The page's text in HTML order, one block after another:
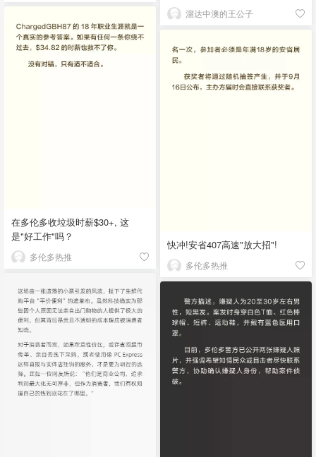
溜达中澳的王公子
在多伦多收垃圾时薪$30+, 这
是"好工作"吗？
多伦多热推
快冲!安省407高速"放大招"!
多伦多热推